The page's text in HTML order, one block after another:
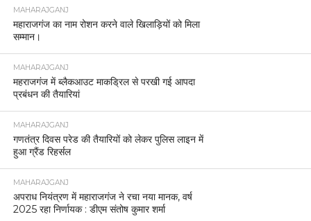
MAHARAJGANJ
महाराजगंज का नाम रोशन करने वाले खिलाड़ियों को मिला
सम्मान।
MAHARAJGANJ
महराजगंज में ब्लैकआउट माकड्रिल से परखी गई आपदा
प्रबंधन की तैयारियां
MAHARAJGANJ
गणतंत्र दिवस परेड की तैयारियों को लेकर पुलिस लाइन में
हुआ ग्रैंड रिहर्सल
MAHARAJGANJ
अपराध नियंत्रण में महाराजगंज ने रचा नया मानक, वर्ष
2025 रहा निर्णायक : डीएम संतोष कुमार शर्मा